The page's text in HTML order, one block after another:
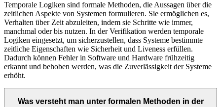
Temporale Logiken sind formale Methoden, die Aussagen über die
zeitlichen Aspekte von Systemen formulieren. Sie ermöglichen es,
Verhalten über Zeit abzuleiten, indem sie Schritte wie immer,
manchmal oder bis nutzen. In der Verifikation werden temporale
Logiken eingesetzt, um sicherzustellen, dass Systeme bestimmte
zeitliche Eigenschaften wie Sicherheit und Liveness erfüllen.
Dadurch können Fehler in Software und Hardware frühzeitig
erkannt und behoben werden, was die Zuverlässigkeit der Systeme
erhöht.
Was versteht man unter formalen Methoden in der